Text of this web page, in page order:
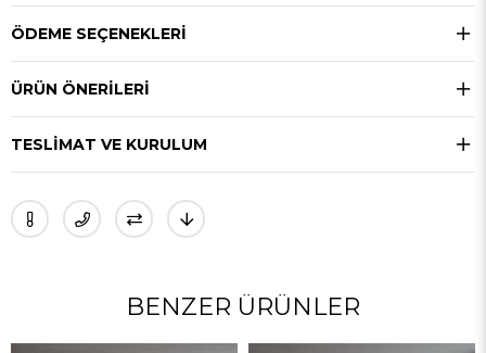
ÖDEME SEÇENEKLERI
ÜRÜN ÖNERILERI
TESLIMAT VE KURULUM
BENZER ÜRÜNLER